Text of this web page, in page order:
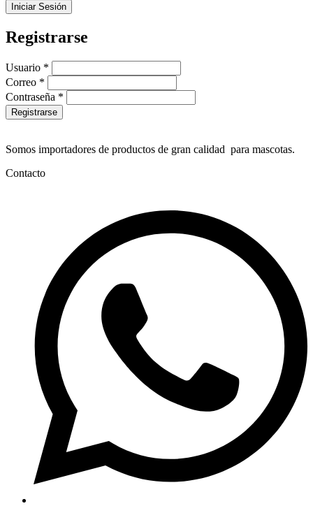
Registrarse
Usuario *
Correo *
Contraseña *
Somos importadores de productos de gran calidad para mascotas.
Contacto